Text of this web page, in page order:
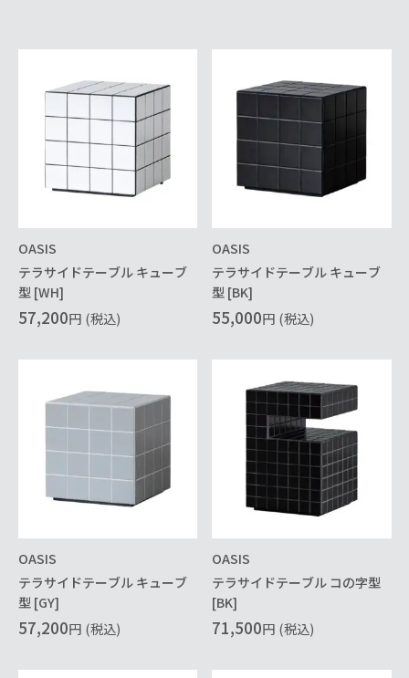
OASIS
テラサイドテーブル キューブ
型 [WH]
57,200円 (税込)
OASIS
テラサイドテーブル キューブ
型 [BK]
55,000円 (税込)
OASIS
テラサイドテーブル キューブ
型 [GY]
57,200円 (税込)
OASIS
テラサイドテーブル コの字型
[BK]
71,500円 (税込)